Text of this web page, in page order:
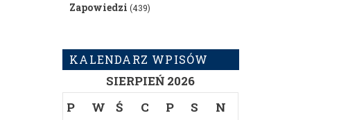
Zapowiedzi (439)
KALENDARZ WPISÓW
SIERPIEŃ 2026
P
W Ś C P S N